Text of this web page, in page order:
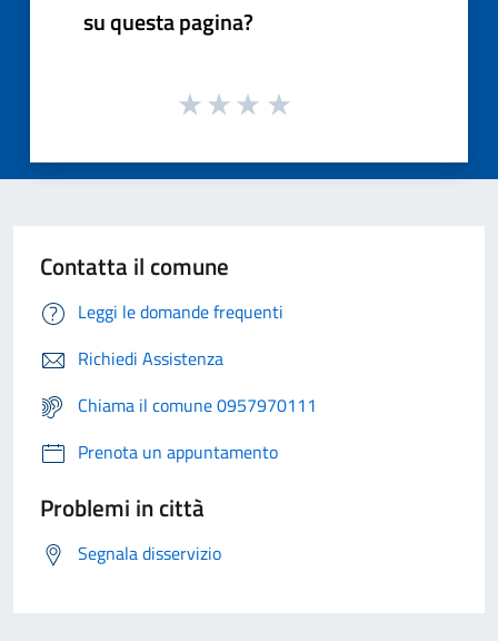
su questa pagina?
Contatta il comune
Leggi le domande frequenti
Richiedi Assistenza
Chiama il comune 0957970111
Prenota un appuntamento
Problemi in città
Segnala disservizio